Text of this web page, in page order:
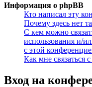
Информация о phpBB
Кто написал эту
Почему здесь нет
С кем можно
использования и/
с этой
Как мне связаться
Вход на